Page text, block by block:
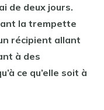
de deux jours.
la trempette
récipient allant
à des
ce qu’elle soit à